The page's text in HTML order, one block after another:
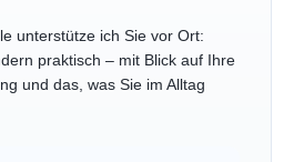
unterstütze ich Sie vor Ort:
praktisch – mit Blick auf Ihre
und das, was Sie im Alltag